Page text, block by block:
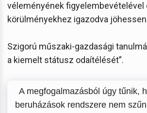
véleményének figyelembevételével
körülményekhez igazodva
Szigorú műszaki-gazdasági
a kiemelt státusz odaítélését”.
A megfogalmazásból úgy tűnik,
beruházások rendszere nem